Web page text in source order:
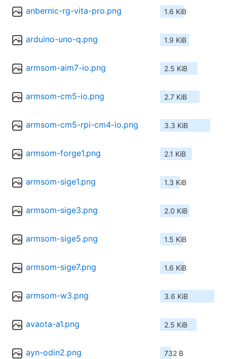
anbernic-rg-vita-pro.png 1.6 KiB
arduino-uno-q.png 1.9 KiB
armsom-aim7-io.png 2.5 KiB
armsom-cm5-io.png 2.7 KiB
armsom-cm5-rpi-cm4-io.png 3.3 KiB
armsom-forge1.png 2.1 KiB
armsom-sige1.png 1.3 KiB
armsom-sige3.png 2.0 KiB
armsom-sige5.png 1.5 KiB
armsom-sige7.png 1.6 KiB
armsom-w3.png 3.6 KiB
avaota-a1.png 2.5 KiB
ayn-odin2.png 732 B